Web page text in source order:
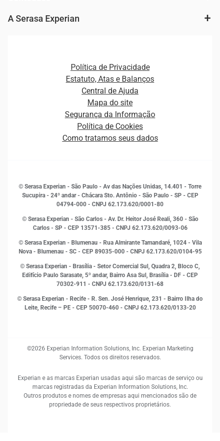
Cobrança e Recuperação de Dívidas
Plataformas e Motores de decisão
Fintechs
Ver todo o conteúdo
Curso Gratuito de Saúde Financeira
Empreendedorismo
Estudos e Pesquisas
Inovação e Tecnologia
Leis e impostos
Marketing
Open Finance
Proteção de Dados
Sustentabilidade Corporativa
A Serasa Experian
Distribuidores e representantes
Estrutura Organizacional
Sala de Imprensa
Política de Privacidade
Estatuto, Atas e Balanços
Central de Ajuda
Mapa do site
Segurança da Informação
Política de Cookies
Como tratamos seus dados
© Serasa Experian - São Paulo - Av das Nações Unidas, 14.401 - Torre
Sucupira - 24º andar - Chácara Sto. Antônio - São Paulo - SP - CEP
04794-000 - CNPJ 62.173.620/0001-80
© Serasa Experian - São Carlos - Av. Dr. Heitor José Reali, 360 - São
Carlos - SP - CEP 13571-385 - CNPJ 62.173.620/0093-06
© Serasa Experian - Blumenau - Rua Almirante Tamandaré, 1024 - Vila
Nova - Blumenau - SC - CEP 89035-000 - CNPJ 62.173.620/0104-95
© Serasa Experian - Brasília - Setor Comercial Sul, Quadra 2, Bloco C,
Edifício Paulo Sarasate, 5º andar, Bairro Asa Sul, Brasília - DF - CEP
70302-911 - CNPJ 62.173.620/0131-68
© Serasa Experian - Recife - R. Sen. José Henrique, 231 - Bairro Ilha do
Leite, Recife – PE - CEP 50070-460 - CNPJ 62.173.620/0133-20
©2026 Experian Information Solutions, Inc. Experian Marketing
Services. Todos os direitos reservados.
Experian e as marcas Experian usadas aqui são marcas de serviço ou
marcas registradas da Experian Information Solutions, Inc.
Outros produtos e nomes de empresas aqui mencionados são de
propriedade de seus respectivos proprietários.